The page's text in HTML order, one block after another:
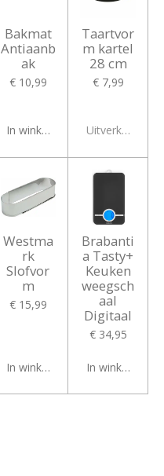
Bakmat
Antiaanb
ak
€ 10,99
In winkelwagen
Taartvor
m kartel
28 cm
€ 7,99
Uitverkocht
Westma
rk
Slofvor
m
€ 15,99
In winkelwagen
Brabanti
a Tasty+
Keuken
weegsch
aal
Digitaal
€ 34,95
In winkelwagen